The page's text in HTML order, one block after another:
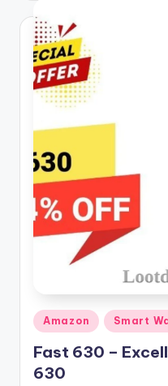
Posted
in
Amazon Smart
Fast 630 –
630